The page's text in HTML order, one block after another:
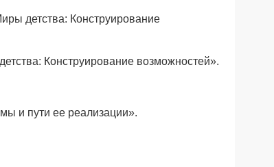
детства: Конструирование
Конструирование возможностей».
и пути ее реализации».